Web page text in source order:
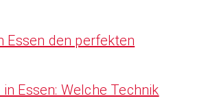
Essen den perfekten
Essen: Welche Technik